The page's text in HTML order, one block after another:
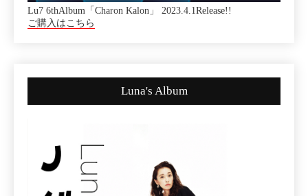
Lu7 6thAlbum「Charon Kalon」 2023.4.1Release!!
ご購入はこちら
Luna's Album